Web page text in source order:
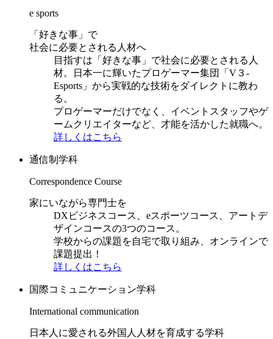
e sports
「好きな事」で
社会に必要とされる人材へ
目指すは「好きな事」で社会に必要とされる人
材。日本一に輝いたプロゲーマー集団「V３-
Esports」から実戦的な技術をダイレクトに教わ
る。
プロゲーマーだけでなく、イベントスタッフやゲ
ームクリエイターなど、才能を活かした就職へ。
詳しくはこちら
通信制学科
Correspondence Course
家にいながら専門士を
DXビジネスコース、eスポーツコース、アートデ
ザインコースの3つのコース。
学校からの課題を自宅で取り組み、オンラインで
課題提出！
詳しくはこちら
国際コミュニケーション学科
International communication
日本人に愛される外国人人材を育成する学科